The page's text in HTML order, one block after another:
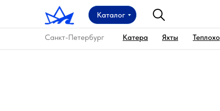
Катера Яхты
Санкт-Петербург
Каталог